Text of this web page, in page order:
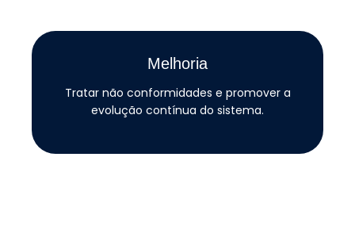
Melhoria
Tratar não conformidades e promover a
evolução contínua do sistema.